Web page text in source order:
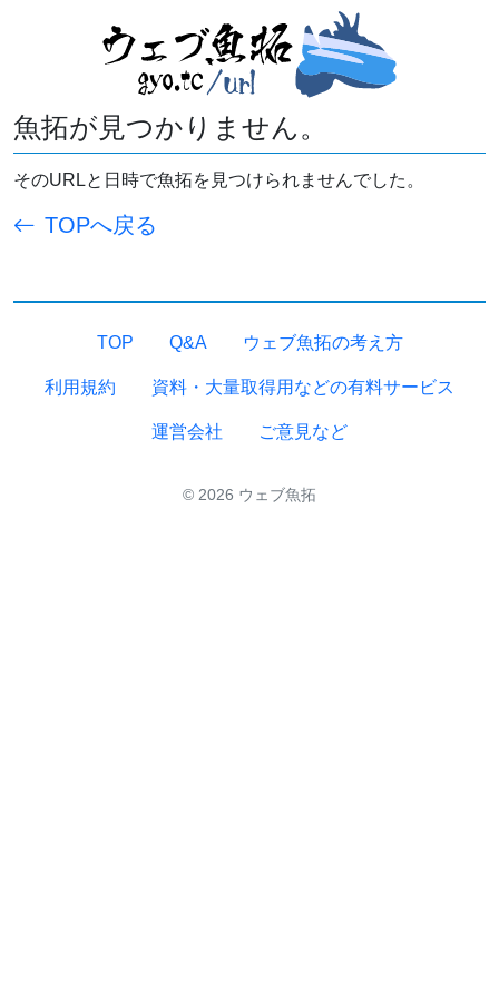
魚拓が見つかりません。
そのURLと日時で魚拓を見つけられませんでした。
TOPへ戻る
TOP Q&A ウェブ魚拓の考え方
利用規約 資料・大量取得用などの有料サービス
運営会社 ご意見など
© 2026 ウェブ魚拓